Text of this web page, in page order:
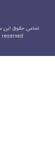
تمامی حقوق این
reserved